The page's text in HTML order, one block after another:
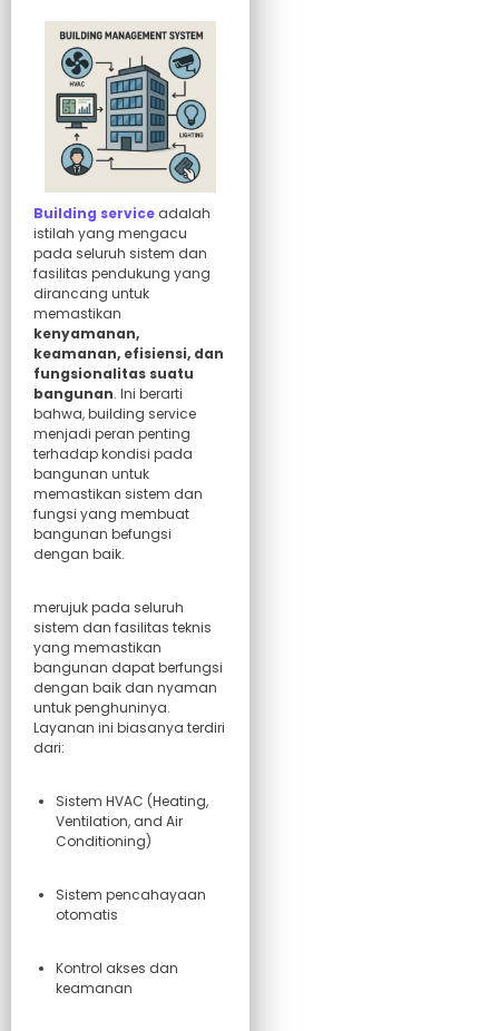
Building service adalah
istilah yang mengacu
pada seluruh sistem dan
fasilitas pendukung yang
dirancang untuk
memastikan
kenyamanan,
keamanan, efisiensi, dan
fungsionalitas suatu
bangunan. Ini berarti
bahwa, building service
menjadi peran penting
terhadap kondisi pada
bangunan untuk
memastikan sistem dan
fungsi yang membuat
bangunan befungsi
dengan baik.
merujuk pada seluruh
sistem dan fasilitas teknis
yang memastikan
bangunan dapat berfungsi
dengan baik dan nyaman
untuk penghuninya.
Layanan ini biasanya terdiri
dari:
Sistem HVAC (Heating,
Ventilation, and Air
Conditioning)
Sistem pencahayaan
otomatis
Kontrol akses dan
keamanan